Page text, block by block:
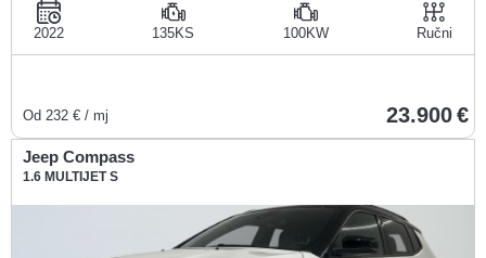
2022 135KS 100KW Ručni
Od 232 € / mj 23.900
Jeep Compass
1.6 MULTIJET S